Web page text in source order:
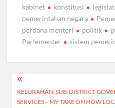
kabinet
konstitusi
pemerintahan negara
perdana menteri
politik
Parlementer
sistem
Post
navigation
KELURAHAN: SUB-DISTRICT
SERVICES – MY TAKE ON HOW